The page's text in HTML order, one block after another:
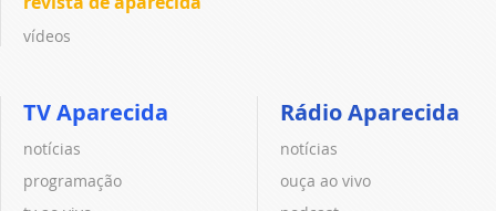
vídeos
TV Aparecida
notícias
programação
Rádio Aparecida
notícias
ouça ao vivo